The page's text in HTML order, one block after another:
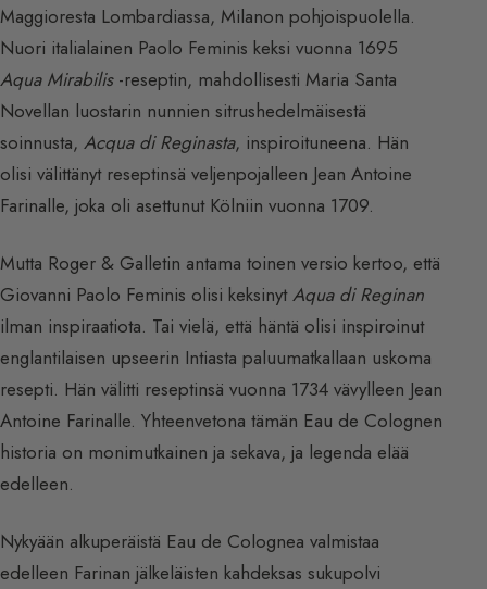
Maggioresta Lombardiassa, Milanon pohjoispuolella.
Nuori italialainen Paolo Feminis keksi vuonna 1695
Aqua Mirabilis-reseptin, mahdollisesti Maria Santa
Novellan luostarin nunnien sitrushedelmäisestä
soinnusta, Acqua di Reginasta, inspiroituneena. Hän
olisi välittänyt reseptinsä veljenpojalleen Jean Antoine
Farinalle, joka oli asettunut Kölniin vuonna 1709.
Mutta Roger & Galletin antama toinen versio kertoo, että
Giovanni Paolo Feminis olisi keksinytAqua di Reginan
ilman inspiraatiota. Tai vielä, että häntä olisi inspiroinut
englantilaisen upseerin Intiasta paluumatkallaan uskoma
resepti. Hän välitti reseptinsä vuonna 1734 vävylleen Jean
Antoine Farinalle. Yhteenvetona tämän Eau de Colognen
historia on monimutkainen ja sekava, ja legenda elää
edelleen.
Nykyään alkuperäistä Eau de Colognea valmistaa
edelleen Farinan jälkeläisten kahdeksas sukupolvi